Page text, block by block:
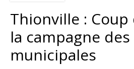
Thionville : Coup
la campagne des
municipales